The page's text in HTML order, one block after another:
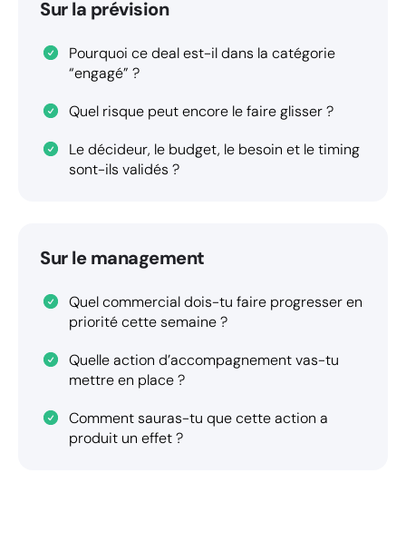
Sur la prévision
Pourquoi ce deal est-il dans la catégorie
“engagé” ?
Quel risque peut encore le faire glisser ?
Le décideur, le budget, le besoin et le timing
sont-ils validés ?
Sur le management
Quel commercial dois-tu faire progresser en
priorité cette semaine ?
Quelle action d’accompagnement vas-tu
mettre en place ?
Comment sauras-tu que cette action a
produit un effet ?